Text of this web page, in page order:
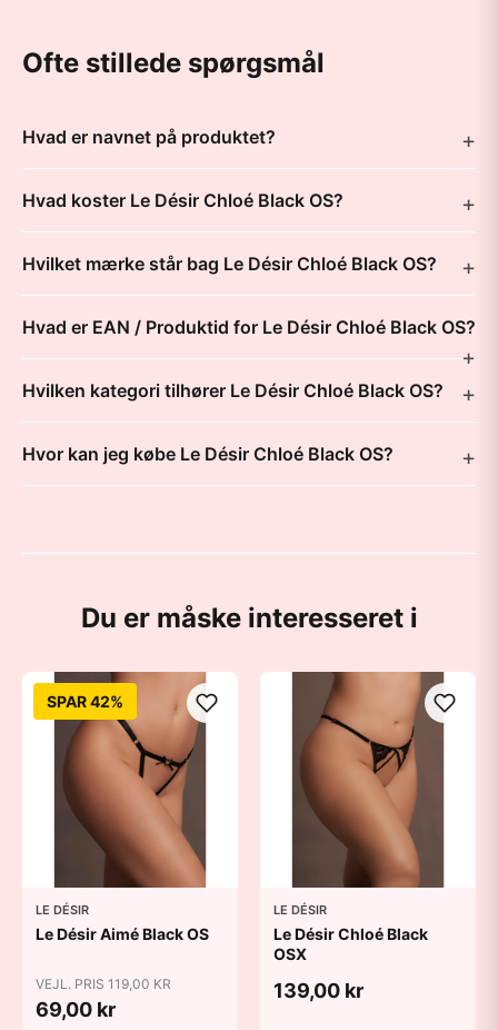
Ofte stillede spørgsmål
Hvad er navnet på produktet?
Hvad koster Le Désir Chloé Black OS?
Hvilket mærke står bag Le Désir Chloé Black OS?
Hvad er EAN / Produktid for Le Désir Chloé Black OS?
Hvilken kategori tilhører Le Désir Chloé Black OS?
Hvor kan jeg købe Le Désir Chloé Black OS?
Du er måske interesseret i
SPAR 42%
LE DÉSIR
Le Désir Aimé Black OS
VEJL. PRIS 119,00 KR
69,00 kr
LE DÉSIR
Le Désir Chloé Black
OSX
139,00 kr